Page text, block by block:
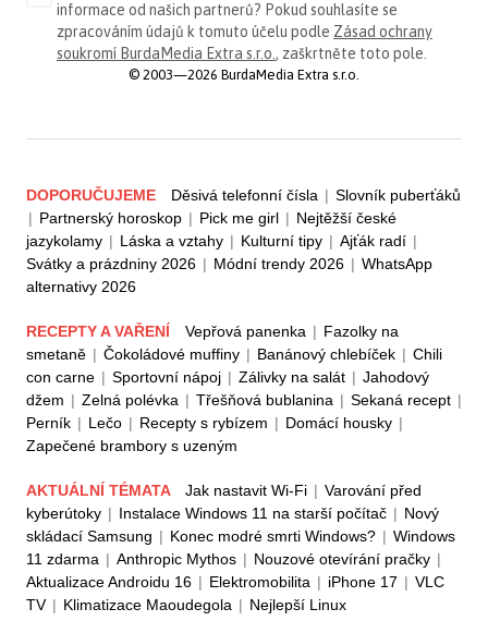
informace od našich partnerů? Pokud souhlasíte se
zpracováním údajů k tomuto účelu podle Zásad ochrany
soukromí BurdaMedia Extra s.r.o., zaškrtněte toto pole.
© 2003—2026 BurdaMedia Extra s.r.o.
DOPORUČUJEME Děsivá telefonní čísla | Slovník puberťáků
| Partnerský horoskop | Pick me girl | Nejtěžší české
jazykolamy | Láska a vztahy | Kulturní tipy | Ajťák radí |
Svátky a prázdniny 2026 | Módní trendy 2026 | WhatsApp
alternativy 2026
RECEPTY A VAŘENÍ Vepřová panenka | Fazolky na
smetaně | Čokoládové muffiny | Banánový chlebíček | Chili
con carne | Sportovní nápoj | Zálivky na salát | Jahodový
džem | Zelná polévka | Třešňová bublanina | Sekaná recept |
Perník | Lečo | Recepty s rybízem | Domácí housky |
Zapečené brambory s uzeným
AKTUÁLNÍ TÉMATA Jak nastavit Wi-Fi | Varování před
kyberútoky | Instalace Windows 11 na starší počítač | Nový
skládací Samsung | Konec modré smrti Windows? | Windows
11 zdarma | Anthropic Mythos | Nouzové otevírání pračky |
Aktualizace Androidu 16 | Elektromobilita | iPhone 17 | VLC
TV | Klimatizace Maoudegola | Nejlepší Linux